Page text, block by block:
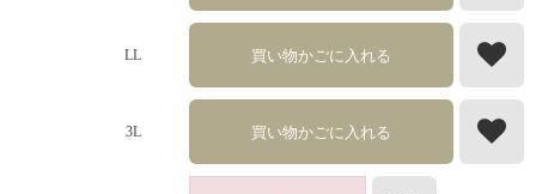
LL 買い物かごに入れる
3L 買い物かごに入れる